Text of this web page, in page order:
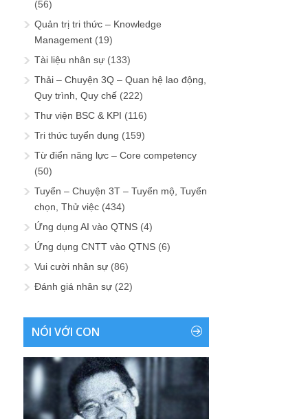
(56)
Quản trị tri thức – Knowledge
Management (19)
Tài liệu nhân sự (133)
Thải – Chuyện 3Q – Quan hệ lao động,
Quy trình, Quy chế (222)
Thư viện BSC & KPI (116)
Tri thức tuyển dụng (159)
Từ điển năng lực – Core competency
(50)
Tuyển – Chuyện 3T – Tuyển mộ, Tuyển
chọn, Thử việc (434)
Ứng dụng AI vào QTNS (4)
Ứng dụng CNTT vào QTNS (6)
Vui cười nhân sự (86)
Đánh giá nhân sự (22)
NÓI VỚI CON